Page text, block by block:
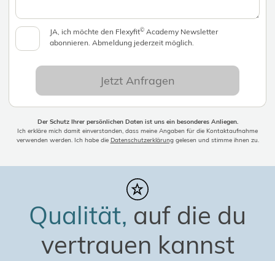
JA, ich möchte den Flexyfit© Academy Newsletter
abonnieren. Abmeldung jederzeit möglich.
Jetzt Anfragen
Der Schutz Ihrer persönlichen Daten ist uns ein besonderes Anliegen.
Ich erkläre mich damit einverstanden, dass meine Angaben für die Kontaktaufnahme
verwenden werden. Ich habe die Datenschutzerklärunggelesen und stimme ihnen zu.
Qualität, auf die du
vertrauen kannst